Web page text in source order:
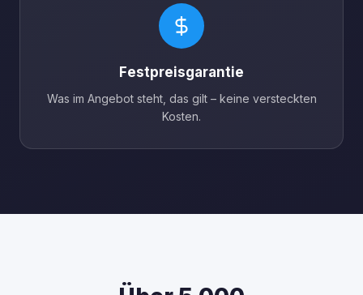
Festpreisgarantie
Was im Angebot steht, das gilt – keine versteckten
Kosten.